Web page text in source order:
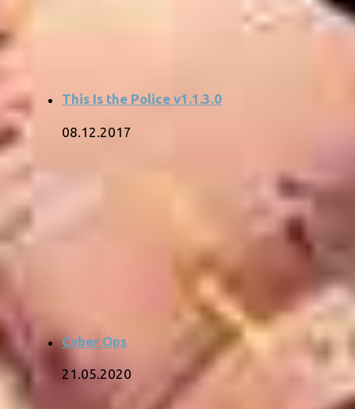
This Is the Police v1.1.3.0
08.12.2017
Cyber Ops
21.05.2020